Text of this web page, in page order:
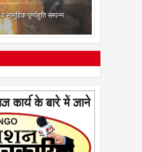
सामुहिक पूर्णाहुति सम्पन्न
करें